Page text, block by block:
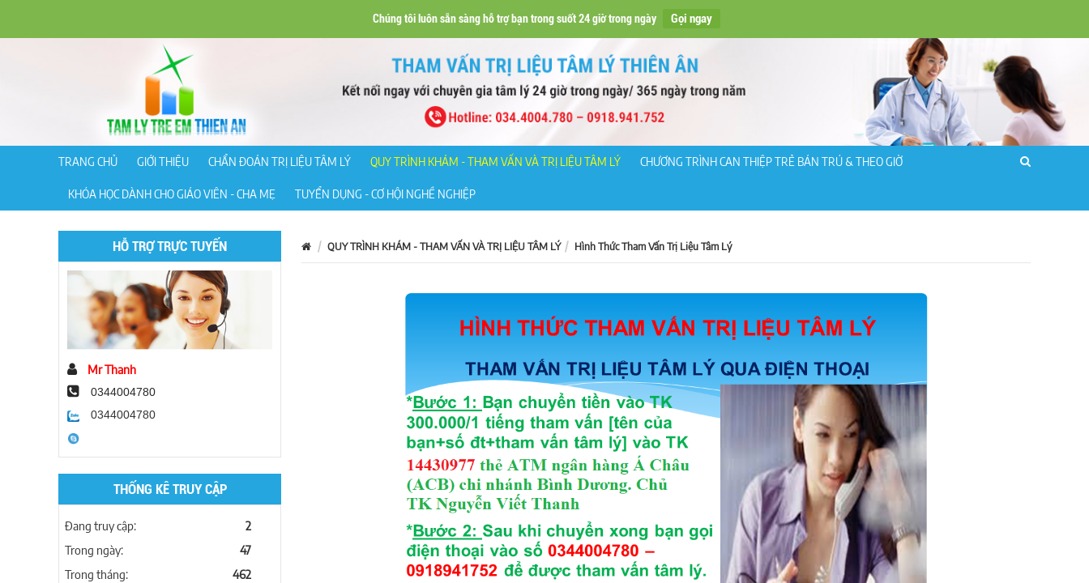
Chúng tôi luôn sẵn sàng hỗ trợ bạn trong suốt 24 giờ trong ngày Gọi ngay
TRANG CHỦ GIỚI THIỆU CHẨN ĐOÁN TRỊ LIỆU TÂM LÝ QUY TRÌNH KHÁM - THAM VẤN VÀ TRỊ LIỆU TÂM LÝ CHƯƠNG TRÌNH CAN THIỆP TRẺ BÁN TRÚ & THEO GIỜ
KHÓA HỌC DÀNH CHO GIÁO VIÊN - CHA MẸ TUYỂN DỤNG - CƠ HỘI NGHỀ NGHIỆP
HỖ TRỢ TRỰC TUYẾN
Mr Thanh
0344004780
0344004780
THỐNG KÊ TRUY CẬP
Đang truy cập:
2
Trong ngày:
47
Trong tháng:
462
QUY TRÌNH KHÁM - THAM VẤN VÀ TRỊ LIỆU TÂM LÝ Hình Thức Tham Vấn Trị Liệu Tâm Lý